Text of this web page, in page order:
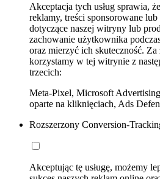
Akceptacja tych usług sprawia,
reklamy, treści sponsorowane
dotyczące naszej witryny lub
zachowanie użytkownika
oraz mierzyć ich skuteczność.
korzystamy w tej witrynie z
trzecich:
Meta-Pixel, Microsoft
oparte na kliknięciach, Ads
Rozszerzony Conversion-
Akceptując tę usługę, możemy